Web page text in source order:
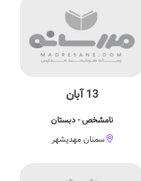
13 آبان
نامشخص - دبستان
سمنان مهدیشهر